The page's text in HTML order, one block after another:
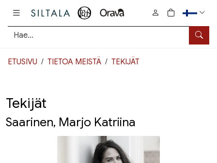
Hae
0
tuotetta
ETUSIVU TIETOA MEISTÄ TEKIJÄT
Tekijät
Saarinen, Marjo Katriina